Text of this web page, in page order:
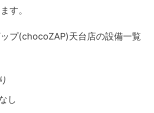
す。
プ(chocoZAP)天台店の設備一覧
し